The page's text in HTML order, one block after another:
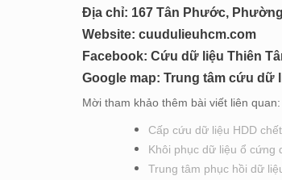
Địa chỉ: 167 Tân Phước, Phường
Website: cuudulieuhcm.com
Facebook: Cứu dữ liệu Thiên
Google map: Trung tâm cứu dữ
Mời tham khảo thêm bài viết liên quan:
Cấp cứu dữ liệu HDD
Khôi phục dữ liệu ổ cứng
Trung tâm phục hồi dữ